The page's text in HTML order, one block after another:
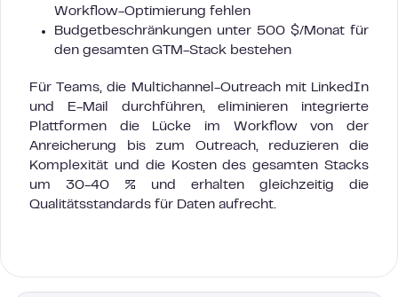
Workflow-Optimierung fehlen
Budgetbeschränkungen unter 500 $/Monat für
den gesamten GTM-Stack bestehen
Für Teams, die Multichannel-Outreach mit LinkedIn
und E-Mail durchführen, eliminieren integrierte
Plattformen die Lücke im Workflow von der
Anreicherung bis zum Outreach, reduzieren die
Komplexität und die Kosten des gesamten Stacks
um 30-40 % und erhalten gleichzeitig die
Qualitätsstandards für Daten aufrecht.